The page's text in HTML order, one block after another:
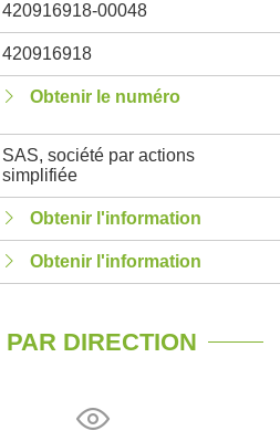
420916918-00048
420916918
Obtenir le numéro
SAS, société par actions
simplifiée
Obtenir l'information
Obtenir l'information
DIRECTION